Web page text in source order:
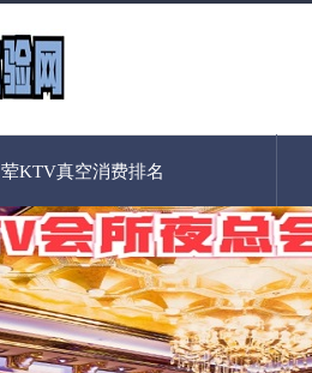
荤KTV真空消费排名